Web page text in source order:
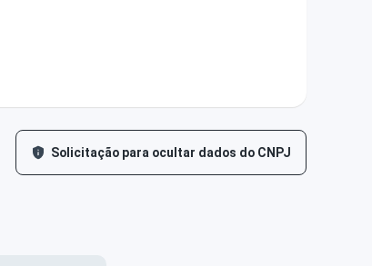
Solicitação para ocultar dados do CNPJ